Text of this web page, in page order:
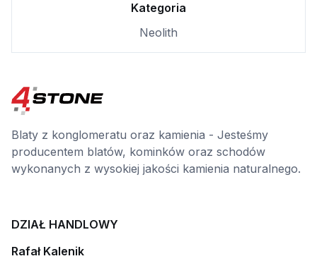
Kategoria
Neolith
Blaty z konglomeratu oraz kamienia - Jesteśmy
producentem blatów, kominków oraz schodów
wykonanych z wysokiej jakości kamienia naturalnego.
DZIAŁ HANDLOWY
Rafał Kalenik